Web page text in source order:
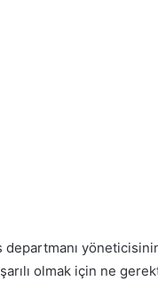
olmak için ne